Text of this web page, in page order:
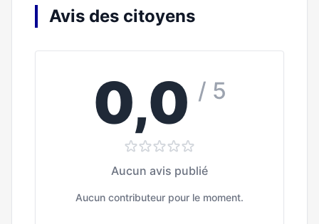
Avis des citoyens
0,0 / 5
Aucun avis publié
Aucun contributeur pour le moment.